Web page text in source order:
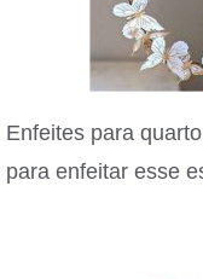
Enfeites para
para enfeitar esse